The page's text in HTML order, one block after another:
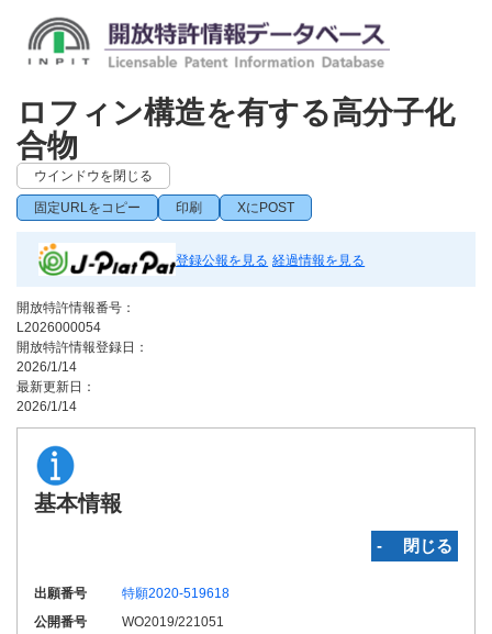
ロフィン構造を有する高分子化
合物
ウインドウを閉じる
固定URLをコピー 印刷 XにPOST
登録公報を見る 経過情報を見る
開放特許情報番号：
L2026000054
開放特許情報登録日：
2026/1/14
最新更新日：
2026/1/14
基本情報
‐ 閉じる
出願番号
特願2020-519618
公開番号
WO2019/221051